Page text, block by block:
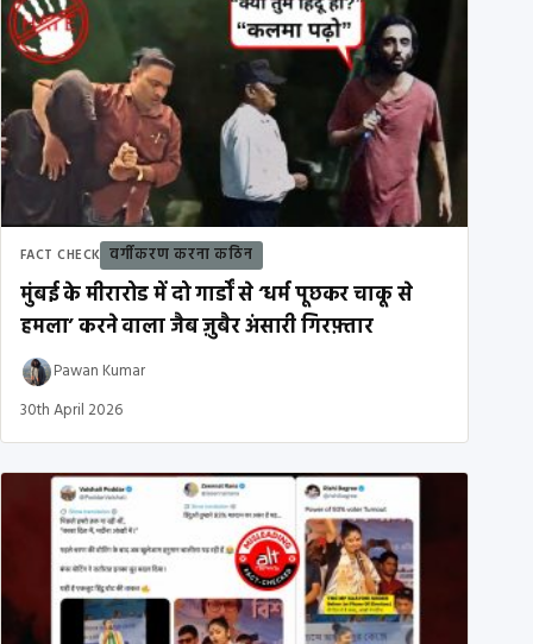
FACT CHECK वर्गीकरण करना कठिन
मुंबई के मीरारोड में दो गार्डों से ‘धर्म पूछकर चाकू से
हमला’ करने वाला जैब ज़ुबैर अंसारी गिरफ़्तार
Pawan Kumar
30th April 2026